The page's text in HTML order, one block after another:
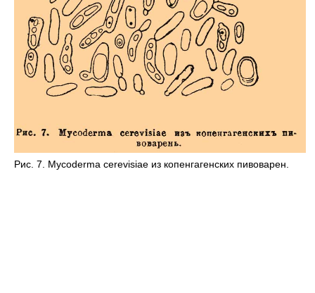
Рис. 7. Mycoderma cerevisiae из копенгагенских пивоварен.